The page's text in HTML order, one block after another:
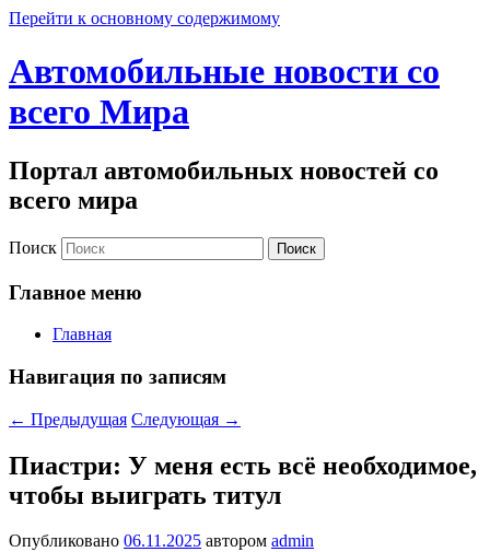
Перейти к основному содержимому
Автомобильные новости со
всего Мира
Портал автомобильных новостей со
всего мира
Поиск
Главное меню
Главная
Навигация по записям
← Предыдущая Следующая →
Пиастри: У меня есть всё необходимое,
чтобы выиграть титул
Опубликовано 06.11.2025 автором admin